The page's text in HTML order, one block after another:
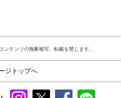
ンテンツの無断複写、転載を禁じます。
ジトップへ